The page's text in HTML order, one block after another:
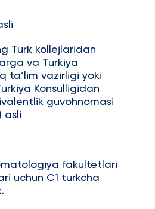
Turk kollejlaridan
va Turkiya
ta’lim vazirligi yoki
Konsulligidan
guvohnomasi
asli
fakultetlari
uchun C1 turkcha